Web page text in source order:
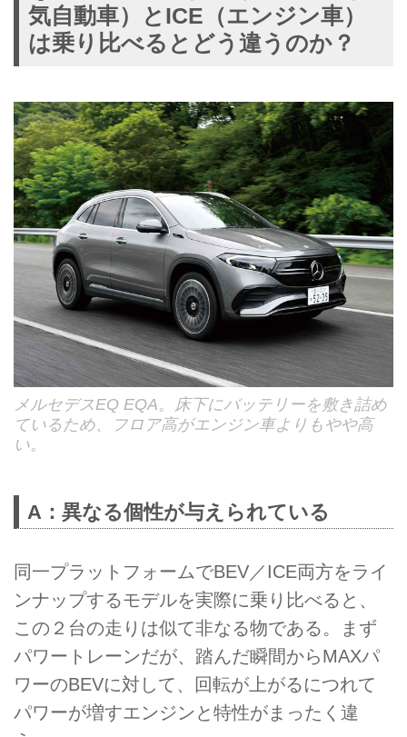
気自動車）とICE（エンジン車）
は乗り比べるとどう違うのか？
メルセデスEQ EQA。床下にバッテリーを敷き詰め
ているため、フロア高がエンジン車よりもやや高
い。
A：異なる個性が与えられている
同一プラットフォームでBEV／ICE両方をライ
ンナップするモデルを実際に乗り比べると、
この２台の走りは似て非なる物である。まず
パワートレーンだが、踏んだ瞬間からMAXパ
ワーのBEVに対して、回転が上がるにつれて
パワーが増すエンジンと特性がまったく違